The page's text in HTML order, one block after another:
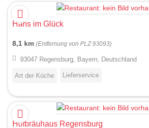
Hans im Glück
8,1 km (Entfernung von PLZ 93093)
93047 Regensburg, Bayern, Deutschland
Art der Küche Lieferservice
Hofbräuhaus Regensburg